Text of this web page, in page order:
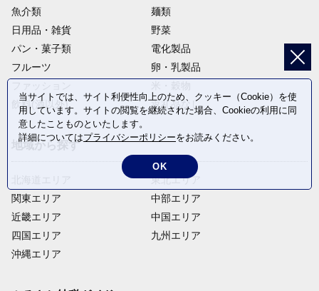
魚介類
麺類
日用品・雑貨
野菜
パン・菓子類
電化製品
フルーツ
卵・乳製品
飲料(酒以外)
返礼品なし
地域から探す
関東エリア
近畿エリア
四国エリア
沖縄エリア
東北エリア
中部エリア
中国エリア
九州エリア
当サイトでは、サイト利便性向上のため、クッキー（Cookie）を使
用しています。サイトの閲覧を継続された場合、Cookieの利用に同
意したことものといたします。
詳細についてはプライバシーポリシーをお読みください。
OK